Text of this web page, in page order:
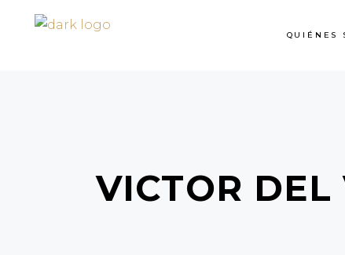
QUIÉNES
VICTOR DEL